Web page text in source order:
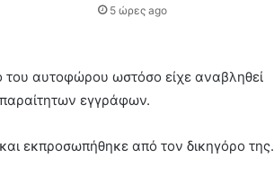
5 ώρες ago
του αυτοφώρου ωστόσο είχε αναβληθεί
εγγράφων.
εκπροσωπήθηκε από τον δικηγόρο της.